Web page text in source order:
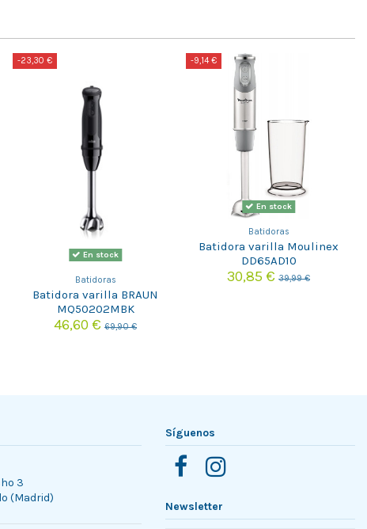
-23,30 €
En stock
Batidoras
Batidora varilla BRAUN
MQ50202MBK
46,60 € 69,90 €
-9,14 €
En stock
Batidoras
Batidora varilla Moulinex
DD65AD10
30,85 € 39,99 €
3
(Madrid)
Síguenos
Newsletter